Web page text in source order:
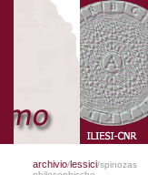
archivio/lessici/spinozas